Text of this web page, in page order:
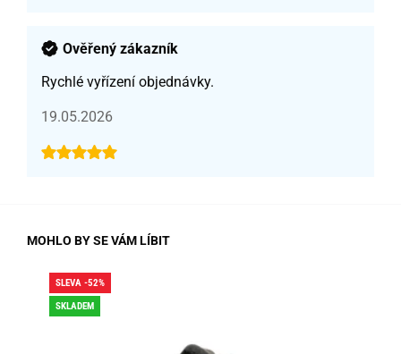
Ověřený zákazník
Rychlé vyřízení objednávky.
19.05.2026
MOHLO BY SE VÁM LÍBIT
SLEVA -52%
SKLADEM